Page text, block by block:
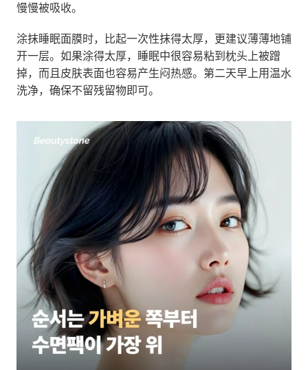
慢慢被吸收。
涂抹睡眠面膜时，比起一次性抹得太厚，更建议薄薄地铺
开一层。如果涂得太厚，睡眠中很容易粘到枕头上被蹭
掉，而且皮肤表面也容易产生闷热感。第二天早上用温水
洗净，确保不留残留物即可。